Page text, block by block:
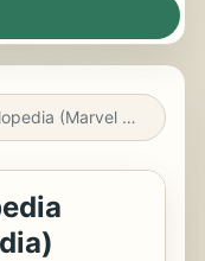
Marvel La Enciclopedia (Marvel Encyclopedia)